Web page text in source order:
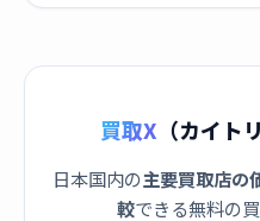
買取X （カイト
日本国内の主要買取店の
較できる無料の